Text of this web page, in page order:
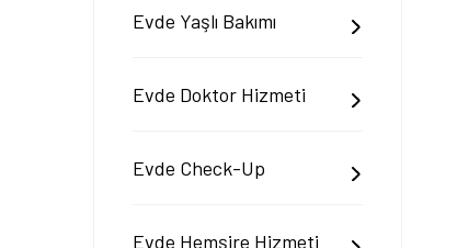
Evde Yaşlı Bakımı
Evde Doktor Hizmeti
Evde Check-Up
Evde Hemşire Hizmeti